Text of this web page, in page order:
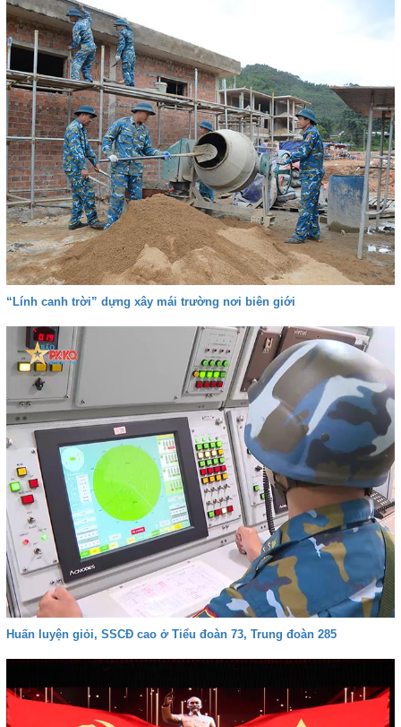
“Lính canh trời” dựng xây mái trường nơi biên giới
Huấn luyện giỏi, SSCĐ cao ở Tiểu đoàn 73, Trung đoàn 285